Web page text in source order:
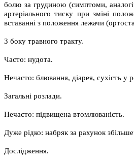
болю за грудиною (симптоми,
артеріального тиску при зміні
вставанні з положення лежачи
З боку травного тракту.
Часто: нудота.
Нечасто: блювання, діарея, сухість у
Загальні розлади.
Нечасто: підвищена втомлюваність.
Дуже рідко: набряк за рахунок
Дослідження.